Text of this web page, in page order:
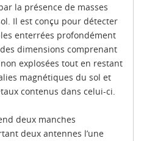
la présence de masses
Il est conçu pour détecter
enterrées profondément
dimensions comprenant
explosées tout en restant
magnétiques du sol et
contenus dans celui-ci.
deux manches
deux antennes l’une